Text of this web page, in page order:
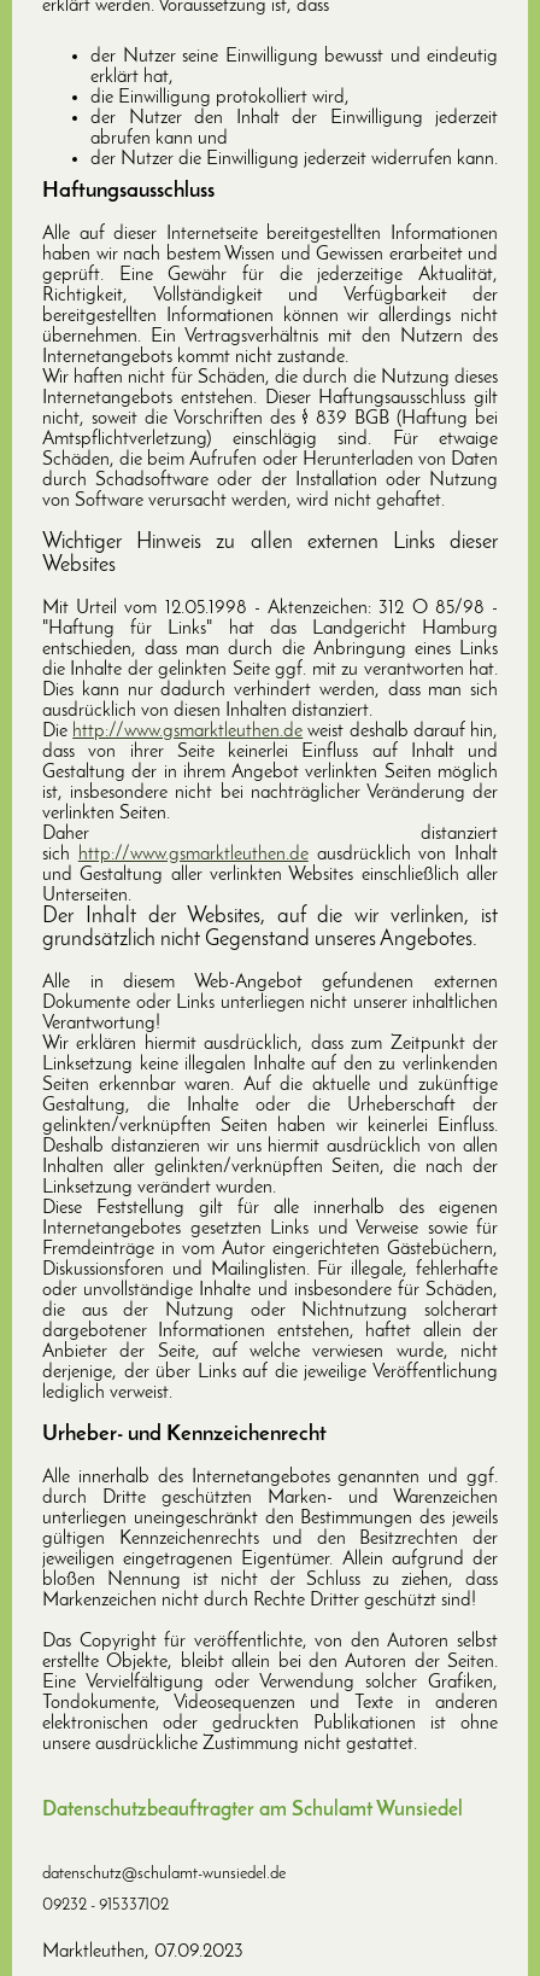
erklärt werden. Voraussetzung ist, dass
der Nutzer seine Einwilligung bewusst und eindeutig
erklärt hat,
die Einwilligung protokolliert wird,
der Nutzer den Inhalt der Einwilligung jederzeit
abrufen kann und
der Nutzer die Einwilligung jederzeit widerrufen kann.
Haftungsausschluss
Alle auf dieser Internetseite bereitgestellten Informationen
haben wir nach bestem Wissen und Gewissen erarbeitet und
geprüft. Eine Gewähr für die jederzeitige Aktualität,
Richtigkeit, Vollständigkeit und Verfügbarkeit der
bereitgestellten Informationen können wir allerdings nicht
übernehmen. Ein Vertragsverhältnis mit den Nutzern des
Internetangebots kommt nicht zustande.
Wir haften nicht für Schäden, die durch die Nutzung dieses
Internetangebots entstehen. Dieser Haftungsausschluss gilt
nicht, soweit die Vorschriften des § 839 BGB (Haftung bei
Amtspflichtverletzung) einschlägig sind. Für etwaige
Schäden, die beim Aufrufen oder Herunterladen von Daten
durch Schadsoftware oder der Installation oder Nutzung
von Software verursacht werden, wird nicht gehaftet.
Wichtiger Hinweis zu allen externen Links dieser
Websites
Mit Urteil vom 12.05.1998 - Aktenzeichen: 312 O 85/98 -
"Haftung für Links" hat das Landgericht Hamburg
entschieden, dass man durch die Anbringung eines Links
die Inhalte der gelinkten Seite ggf. mit zu verantworten hat.
Dies kann nur dadurch verhindert werden, dass man sich
ausdrücklich von diesen Inhalten distanziert.
Die http://www.gsmarktleuthen.de weist deshalb darauf hin,
dass von ihrer Seite keinerlei Einfluss auf Inhalt und
Gestaltung der in ihrem Angebot verlinkten Seiten möglich
ist, insbesondere nicht bei nachträglicher Veränderung der
verlinkten Seiten.
Daher distanziert
sich
http://www.gsmarktleuthen.deausdrücklich von Inhalt
und Gestaltung aller verlinkten Websites einschließlich aller
Unterseiten.
Der Inhalt der Websites, auf die wir verlinken, ist
grundsätzlich nicht Gegenstand unseres Angebotes.
Alle in diesem Web-Angebot gefundenen externen
Dokumente oder Links unterliegen nicht unserer inhaltlichen
Verantwortung!
Wir erklären hiermit ausdrücklich, dass zum Zeitpunkt der
Linksetzung keine illegalen Inhalte auf den zu verlinkenden
Seiten erkennbar waren. Auf die aktuelle und zukünftige
Gestaltung, die Inhalte oder die Urheberschaft der
gelinkten/verknüpften Seiten haben wir keinerlei Einfluss.
Deshalb distanzieren wir uns hiermit ausdrücklich von allen
Inhalten aller gelinkten/verknüpften Seiten, die nach der
Linksetzung verändert wurden.
Diese Feststellung gilt für alle innerhalb des eigenen
Internetangebotes gesetzten Links und Verweise sowie für
Fremdeinträge in vom Autor eingerichteten Gästebüchern,
Diskussionsforen und Mailinglisten. Für illegale, fehlerhafte
oder unvollständige Inhalte und insbesondere für Schäden,
die aus der Nutzung oder Nichtnutzung solcherart
dargebotener Informationen entstehen, haftet allein der
Anbieter der Seite, auf welche verwiesen wurde, nicht
derjenige, der über Links auf die jeweilige Veröffentlichung
lediglich verweist.
Urheber- und Kennzeichenrecht
Alle innerhalb des Internetangebotes genannten und ggf.
durch Dritte geschützten Marken- und Warenzeichen
unterliegen uneingeschränkt den Bestimmungen des jeweils
gültigen Kennzeichenrechts und den Besitzrechten der
jeweiligen eingetragenen Eigentümer. Allein aufgrund der
bloßen Nennung ist nicht der Schluss zu ziehen, dass
Markenzeichen nicht durch Rechte Dritter geschützt sind!
Das Copyright für veröffentlichte, von den Autoren selbst
erstellte Objekte, bleibt allein bei den Autoren der Seiten.
Eine Vervielfältigung oder Verwendung solcher Grafiken,
Tondokumente, Videosequenzen und Texte in anderen
elektronischen oder gedruckten Publikationen ist ohne
unsere ausdrückliche Zustimmung nicht gestattet.
Datenschutzbeauftragter am Schulamt Wunsiedel
datenschutz@schulamt-wunsiedel.de
09232 - 915337102
Marktleuthen, 07.09.2023